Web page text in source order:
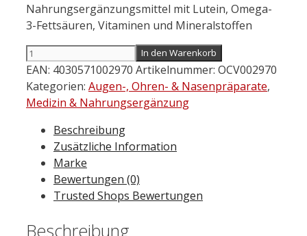
Nahrungsergänzungsmittel mit Lutein, Omega-
3-Fettsäuren, Vitaminen und Mineralstoffen
OCUVITE
Complete
12
mg
Kapseln
Menge
In den Warenkorb
EAN: 4030571002970 Artikelnummer: OCV002970
Kategorien: Augen-, Ohren- & Nasenpräparate,
Medizin & Nahrungsergänzung
Beschreibung
Zusätzliche Information
Marke
Bewertungen (0)
Trusted Shops Bewertungen
Beschreibung